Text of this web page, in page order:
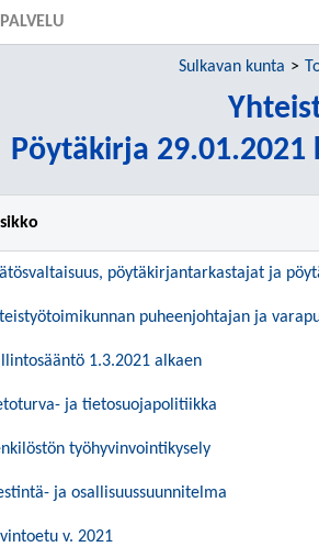
Sulkavan kunta
Pöytäkirja
pöytäkirjantarkastajat ja
puheenjohtajan ja
1.3.2021 alkaen
ja tietosuojapolitiikka
työhyvinvointikysely
ja osallisuussuunnitelma
v. 2021